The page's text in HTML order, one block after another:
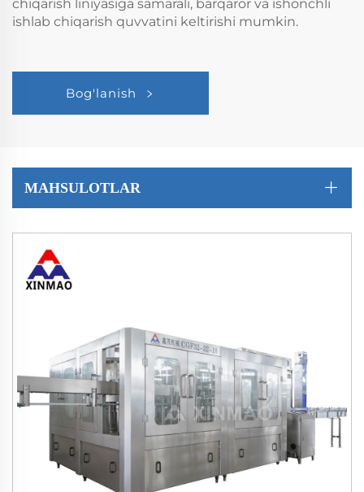
chiqarish liniyasiga samarali, barqaror va ishonchli
ishlab chiqarish quvvatini keltirishi mumkin.
Bog'lanish
MAHSULOTLAR